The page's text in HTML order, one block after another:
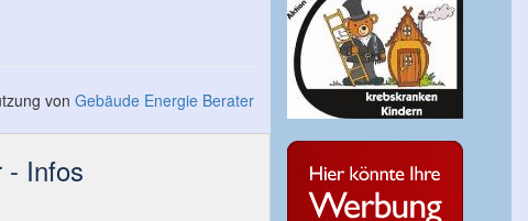
von Gebäude Energie Berater
- Infos